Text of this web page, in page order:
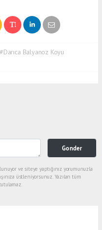
#Darıca Balyanoz Koyu
Gonder
ve siteye yaptığınız yorumunuzla
üstleniyorsunuz. Yazılan tüm